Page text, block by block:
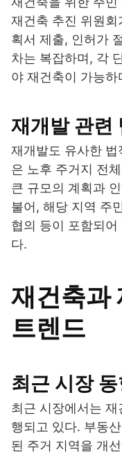
재건축 추진 위원
획서 제출, 인허가
차는 복잡하며, 각
야 재건축이 가능하
재개발 관련
재개발도 유사한
은 노후 주거지 전
큰 규모의 계획과
불어, 해당 지역 주
협의 등이 포함되
다.
재건축과
트렌드
최근 시장
최근 시장에서는
행되고 있다. 부동
된 주거 지역을 개